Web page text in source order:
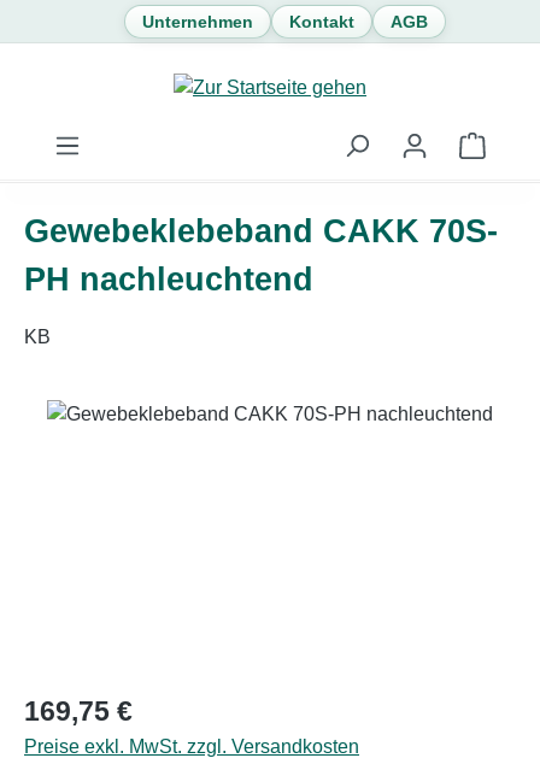
Zum Hauptinhalt springen
Unternehmen Kontakt AGB
Gewebeklebeband CAKK 70S-
PH nachleuchtend
KB
Bildergalerie überspringen
Regulärer Preis:
169,75 €
Preise exkl. MwSt. zzgl. Versandkosten